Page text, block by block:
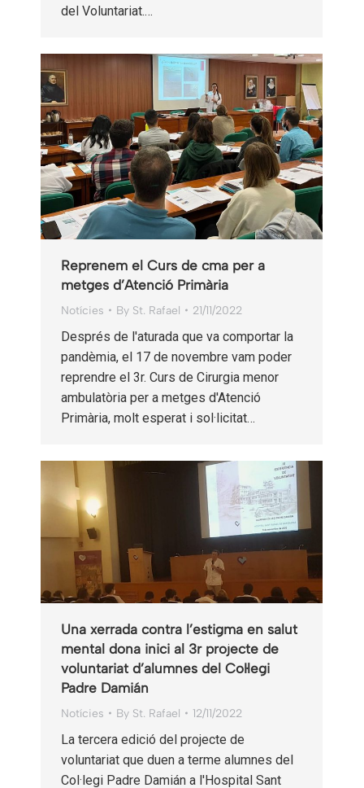
del Voluntariat.…
Reprenem el Curs de cma per a
metges d’Atenció Primària
Notícies By St. Rafael 21/11/2022
Després de l'aturada que va comportar la
pandèmia, el 17 de novembre vam poder
reprendre el 3r. Curs de Cirurgia menor
ambulatòria per a metges d'Atenció
Primària, molt esperat i sol·licitat…
Una xerrada contra l’estigma en salut
mental dona inici al 3r projecte de
voluntariat d’alumnes del Col·legi
Padre Damián
Notícies By St. Rafael 12/11/2022
La tercera edició del projecte de
voluntariat que duen a terme alumnes del
Col·legi Padre Damián a l'Hospital Sant